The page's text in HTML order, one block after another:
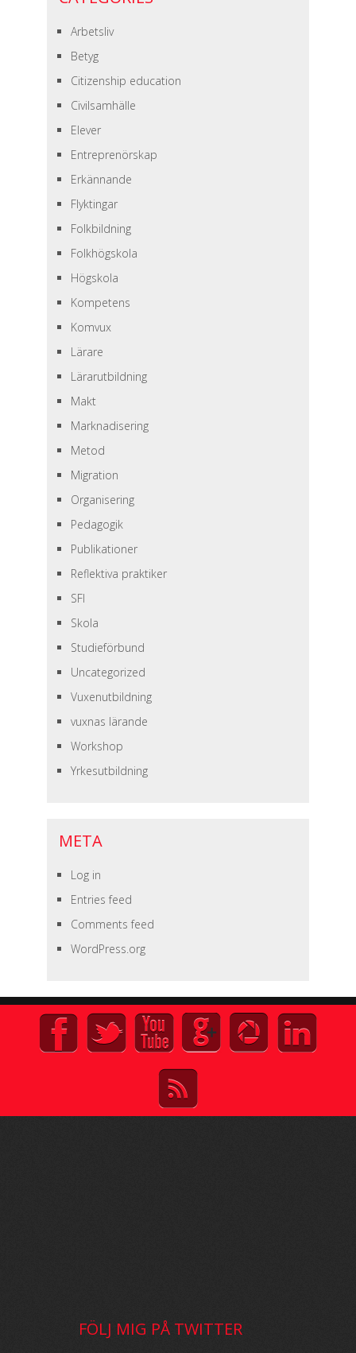
Arbetsliv
Betyg
Citizenship education
Civilsamhälle
Elever
Entreprenörskap
Erkännande
Flyktingar
Folkbildning
Folkhögskola
Högskola
Kompetens
Komvux
Lärare
Lärarutbildning
Makt
Marknadisering
Metod
Migration
Organisering
Pedagogik
Publikationer
Reflektiva praktiker
SFI
Skola
Studieförbund
Uncategorized
Vuxenutbildning
vuxnas lärande
Workshop
Yrkesutbildning
META
Log in
Entries feed
Comments feed
WordPress.org
FÖLJ MIG PÅ TWITTER